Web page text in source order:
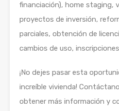
financiación), home staging,
proyectos de inversión,
parciales, obtención de
cambios de uso,
¡No dejes pasar esta
increíble vivienda!
obtener más información y